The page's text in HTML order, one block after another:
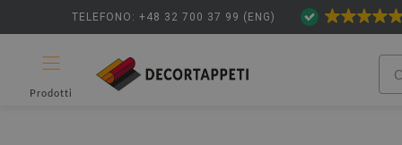
TELEFONO: +48 32 700 37 99 (ENG)
Prodotti